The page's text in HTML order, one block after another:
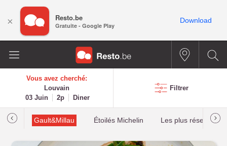
Vous avez cherché:
Louvain
03 Juin
2p Diner
Filtrer
Gault&Millau Étoilés Michelin Les plus réservés
× Resto.be
Gratuite - Google Play
Download